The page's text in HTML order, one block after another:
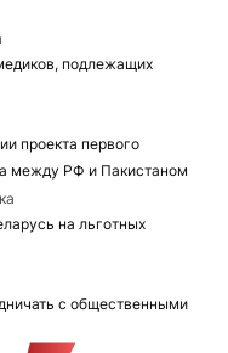
подлежащих
проекта первого
между РФ и Пакистаном
на льготных
с общественными